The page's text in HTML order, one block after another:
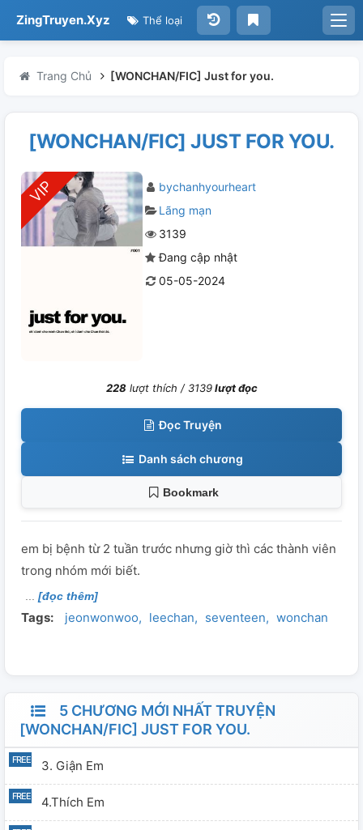
ZingTruyen.Xyz Thể loại
Trang Chủ [WONCHAN/FIC] Just for you.
[WONCHAN/FIC] JUST FOR YOU.
bychanhyourheart
Lãng mạn
3139
Đang cập nhật
05-05-2024
228lượt thích /3139lượt đọc
Đọc Truyện
Danh sách chương
Bookmark
em bị bệnh từ 2 tuần trước nhưng giờ thì các thành viên
trong nhóm mới biết.
[đọc thêm]
Tags: jeonwonwoo leechan seventeen wonchan
5 CHƯƠNG MỚI NHẤT TRUYỆN
[WONCHAN/FIC] JUST FOR YOU.
3. Giận Em
4.thích Em